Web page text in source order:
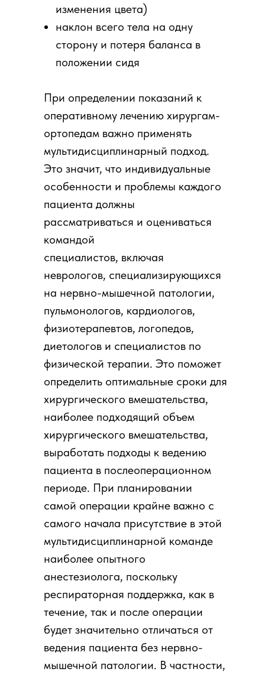
изменения цвета)
наклон всего тела на одну
сторону и потеря баланса в
положении сидя
При определении показаний к
оперативному лечению хирургам-
ортопедам важно применять
мультидисциплинарный подход.
Это значит, что индивидуальные
особенности и проблемы каждого
пациента должны
рассматриваться и оцениваться
командой
специалистов, включая
неврологов, специализирующихся
на нервно-мышечной патологии,
пульмонологов, кардиологов,
физиотерапевтов, логопедов,
диетологов и специалистов по
физической терапии. Это поможет
определить оптимальные сроки для
хирургического вмешательства,
наиболее подходящий объем
хирургического вмешательства,
выработать подходы к ведению
пациента в послеоперационном
периоде. При планировании
самой операции крайне важно с
самого начала присутствие в этой
мультидисциплинарной команде
наиболее опытного
анестезиолога, поскольку
респираторная поддержка, как в
течение, так и после операции
будет значительно отличаться от
ведения пациента без нервно-
мышечной патологии. В частности,